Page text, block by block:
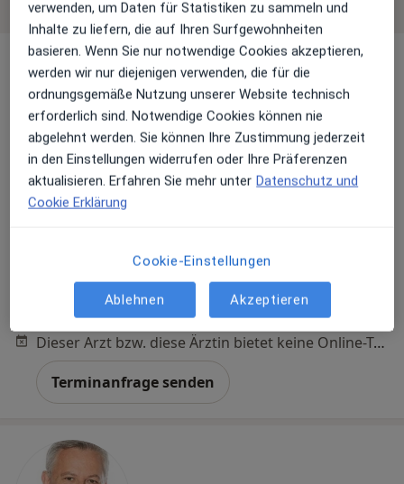
Dr. med. dent. Kurdin Alsolivany
Schönhauser Str. 17, Berlin Zu Google Maps
Zahnarztpraxis Dr. Kurdin Alsolivany Zahnärztin
Dieser Arzt bzw. diese Ärztin bietet keine Online-Terminbuchung an diesem Standort an.
Terminanfrage senden
verwenden, um Daten für Statistiken zu sammeln und
Inhalte zu liefern, die auf Ihren Surfgewohnheiten
basieren. Wenn Sie nur notwendige Cookies akzeptieren,
werden wir nur diejenigen verwenden, die für die
ordnungsgemäße Nutzung unserer Website technisch
erforderlich sind. Notwendige Cookies können nie
abgelehnt werden. Sie können Ihre Zustimmung jederzeit
in den Einstellungen widerrufen oder Ihre Präferenzen
aktualisieren. Erfahren Sie mehr unter Datenschutz und
Cookie Erklärung
Cookie-Einstellungen
Ablehnen Akzeptieren